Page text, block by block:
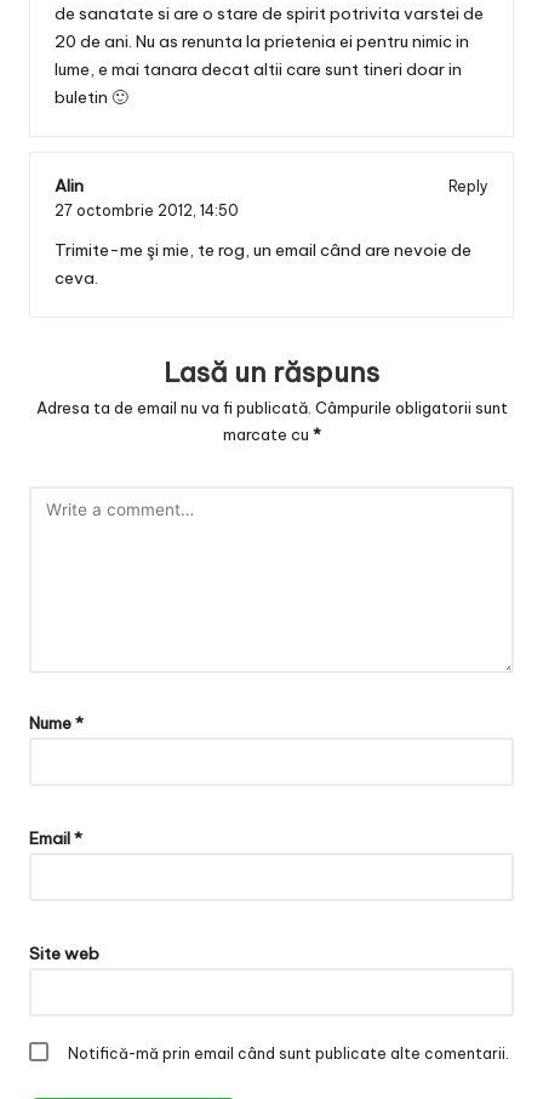
de sanatate si are o stare de spirit potrivita varstei de
20 de ani. Nu as renunta la prietenia ei pentru nimic in
lume, e mai tanara decat altii care sunt tineri doar in
buletin 🙂
Alin
Reply
27 octombrie 2012, 14:50
Trimite-me şi mie, te rog, un email când are nevoie de
ceva.
Lasă un răspuns
Adresa ta de email nu va fi publicată. Câmpurile obligatorii sunt
marcate cu *
Nume*
Email*
Site web
Notifică-mă prin email când sunt publicate alte comentarii.